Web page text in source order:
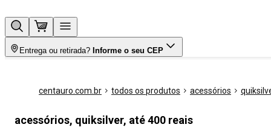
Entrega ou retirada? Informe o seu CEP
centauro.com.br todos os produtos acessórios
acessórios, quiksilver, até 400 reais